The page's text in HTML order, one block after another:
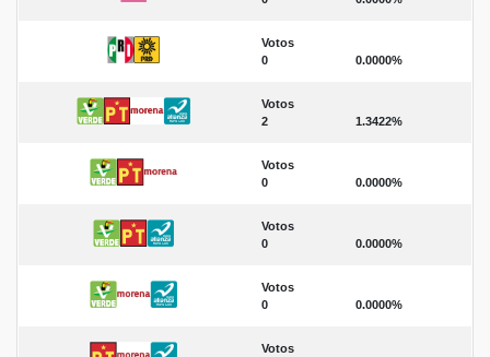
Votos
0
0.0000%
Votos
2
1.3422%
Votos
0
0.0000%
Votos
0
0.0000%
Votos
0
0.0000%
Votos